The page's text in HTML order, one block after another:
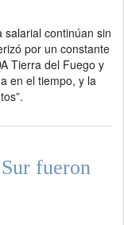
salarial continúan sin
por un constante
Tierra del Fuego y
en el tiempo, y la
fueron